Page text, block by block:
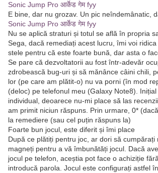
Sonic Jump Pro आर्केड गेम fyy
E bine, dar nu grozav. Un pic neîndemânatic,
Sonic Jump Pro आर्केड गेम fyy
Nu se aplică straturi și totul se află în propria
Sega, dacă remediați acest lucru, îmi voi
stele pentru că este foarte bună, dar asta o
Se pare că dezvoltatorii au fost într-adevăr
zdrobească bug-uri și să mănânce câini chili,
lor (pe care am plătit-o) nu va porni (în mod
(deloc) pe telefonul meu (Galaxy Note8).
individual, deoarece nu-mi place să las
am primit niciun răspuns. Prin urmare, 0*
la remediere (sau cel puțin răspuns la)
Foarte bun jocul, este diferit și îmi place
După ce plătiți pentru joc, ar dori să cumpărați
magneți pentru a vă îmbunătăți jocul. Dacă
jocul pe telefon, aceștia pot face o achiziție
introducă parola. Jocul este configurați astfel